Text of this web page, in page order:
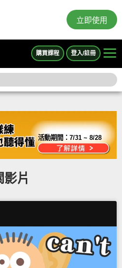
立即使用
購買課程 登入/註冊
活動期間：7/31 ~ 8/28
片